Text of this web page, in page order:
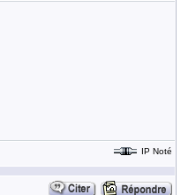
IP Noté